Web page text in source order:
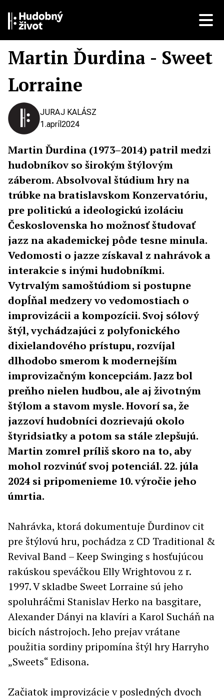
Martin Ďurdina - Sweet
Lorraine
JURAJ KALÁSZ
1.apríl 2024
Martin Ďurdina (1973–2014) patril medzi
hudobníkov so širokým štýlovým
záberom. Absolvoval štúdium hry na
trúbke na bratislavskom Konzervatóriu,
pre politickú a ideologickú izoláciu
Československa ho možnosť študovať
jazz na akademickej pôde tesne minula.
Vedomosti o jazze získaval z nahrávok a
interakcie s inými hudobníkmi.
Vytrvalým samoštúdiom si postupne
dopĺňal medzery vo vedomostiach o
improvizácii a kompozícii. Svoj sólový
štýl, vychádzajúci z polyfonického
dixielandového prístupu, rozvíjal
dlhodobo smerom k modernejším
improvizačným koncepciám. Jazz bol
preňho nielen hudbou, ale aj životným
štýlom a stavom mysle. Hovorí sa, že
jazzoví hudobníci dozrievajú okolo
štyridsiatky a potom sa stále zlepšujú.
Martin zomrel príliš skoro na to, aby
mohol rozvinúť svoj potenciál. 22. júla
2024 si pripomenieme 10. výročie jeho
úmrtia.
Nahrávka, ktorá dokumentuje Ďurdinov cit
pre štýlovú hru, pochádza z CD Traditional &
Revival Band – Keep Swinging s hosťujúcou
rakúskou speváčkou Elly Wrightovou z r.
1997. V skladbe Sweet Lorraine sú jeho
spoluhráčmi Stanislav Herko na basgitare,
Alexander Dányi na klavíri a Karol Sucháň na
bicích nástrojoch. Jeho prejav vrátane
použitia sordiny pripomína štýl hry Harryho
„Sweets“ Edisona.
Začiatok improvizácie v posledných dvoch